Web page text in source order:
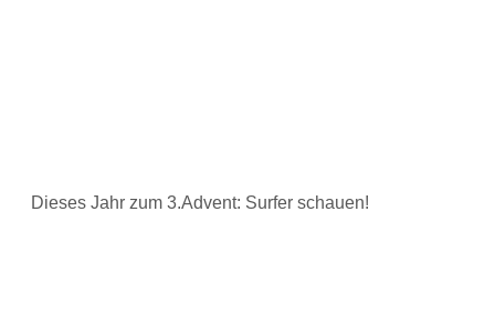
Dieses Jahr zum 3.Advent: Surfer schauen!